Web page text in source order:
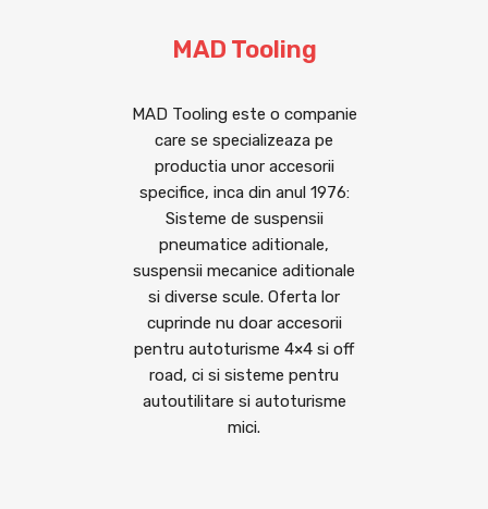
MAD Tooling
MAD Tooling este o companie
care se specializeaza pe
productia unor accesorii
specifice, inca din anul 1976:
Sisteme de suspensii
pneumatice aditionale,
suspensii mecanice aditionale
si diverse scule. Oferta lor
cuprinde nu doar accesorii
pentru autoturisme 4×4 si off
road, ci si sisteme pentru
autoutilitare si autoturisme
mici.